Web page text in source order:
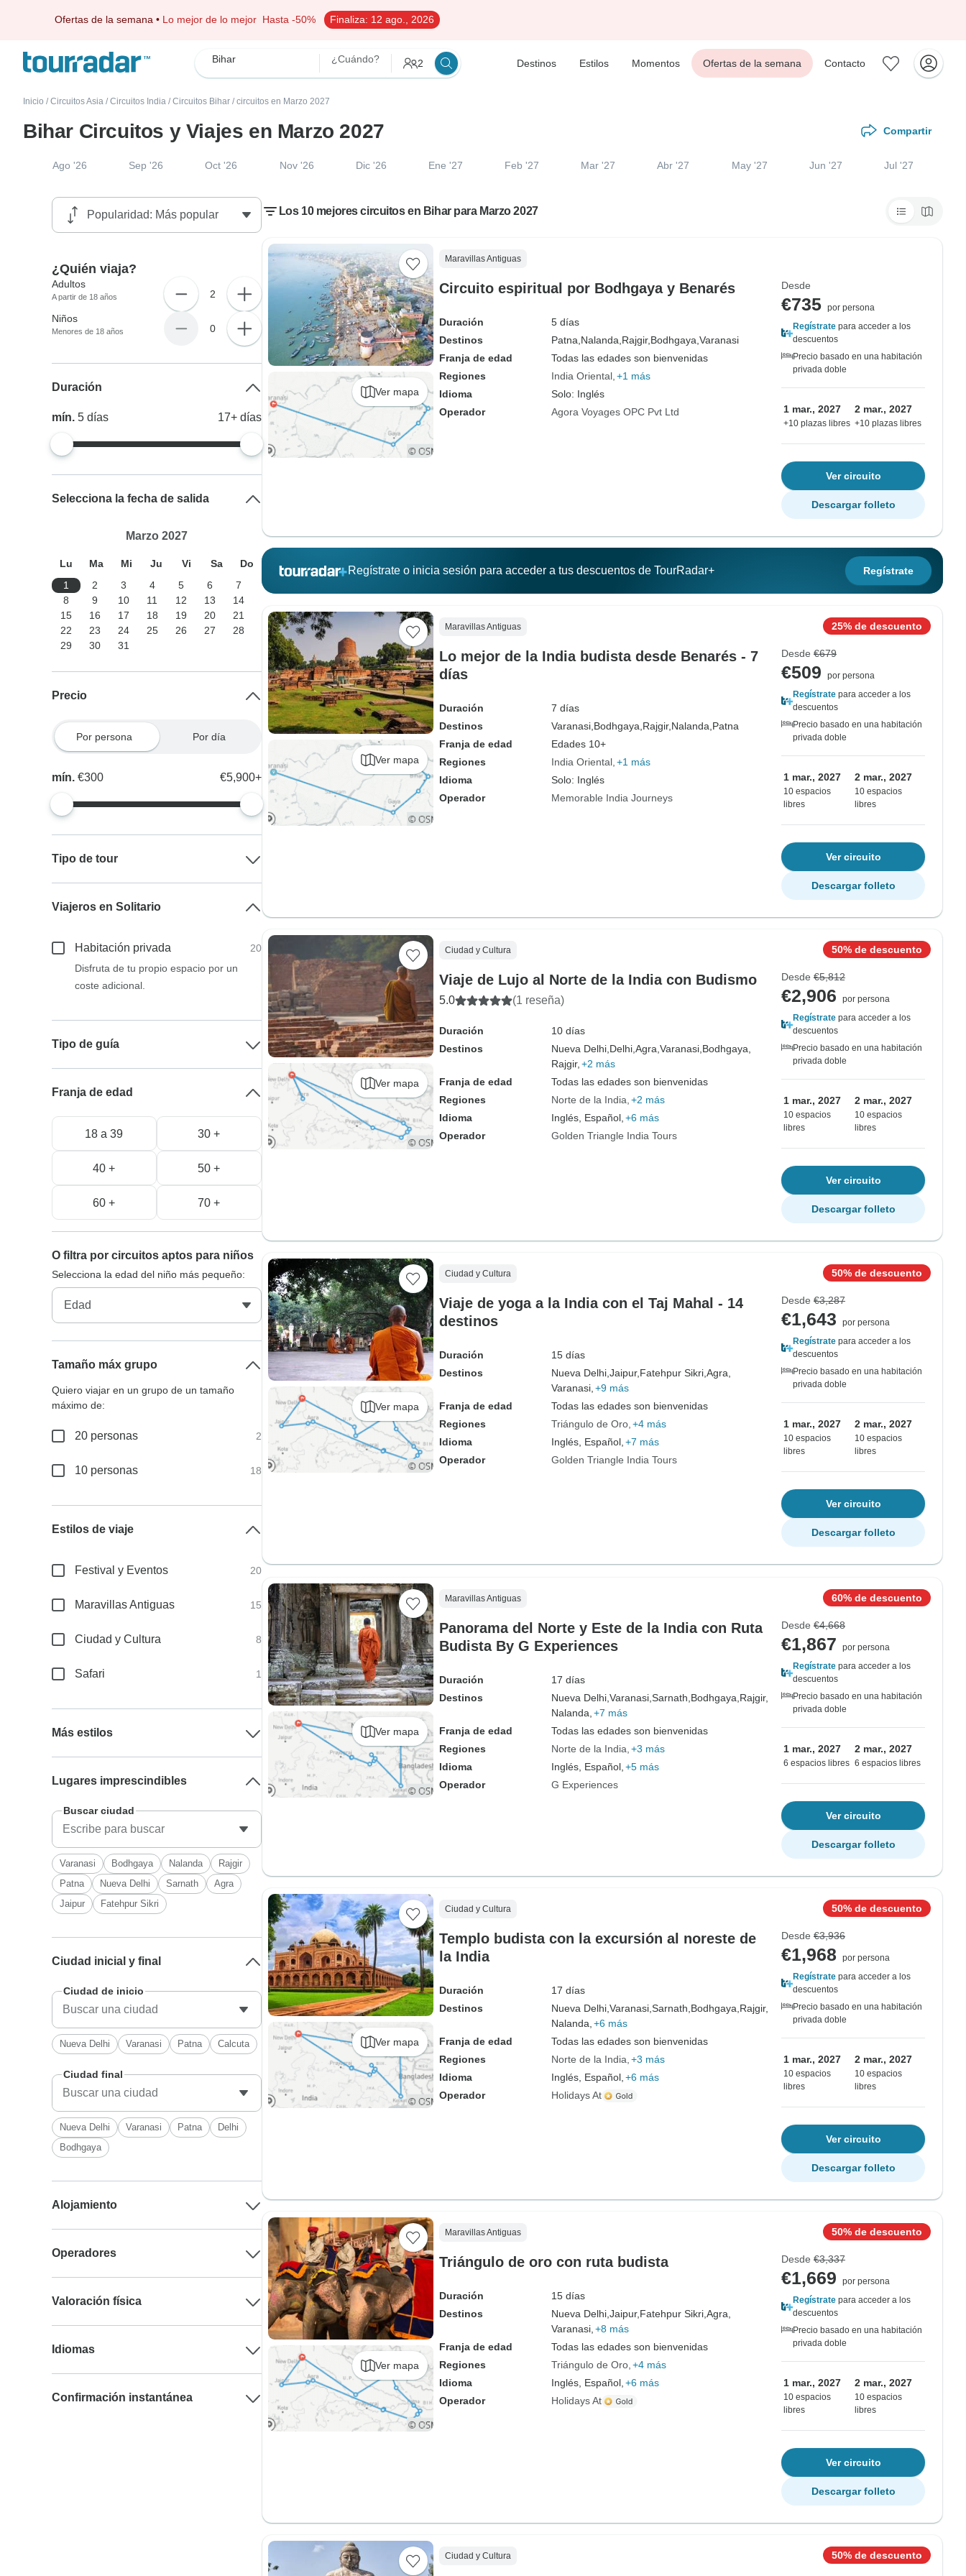
Ofertas de la semana • Lo mejor de lo mejor Hasta -50% Finaliza: 12 ago., 2026
Bihar ¿Cuándo? 2 Destinos Estilos Momentos Ofertas de la semana Contacto
Inicio / Circuitos Asia / Circuitos India / Circuitos Bihar / circuitos en Marzo 2027
Bihar Circuitos y Viajes en Marzo 2027 Compartir
Ago '26 Sep '26 Oct '26 Nov '26 Dic '26 Ene '27 Feb '27 Mar '27 Abr '27 May '27 Jun '27 Jul '27
Los 10 mejores circuitos en Bihar para Marzo 2027
Ver mapa
Maravillas Antiguas
Circuito espiritual por Bodhgaya y Benarés
Duración
5 días
Destinos
Patna, Nalanda, Rajgir, Bodhgaya, Varanasi
Franja de edad
Todas las edades son bienvenidas
Regiones
India Oriental +1 más
Idioma
Solo: Inglés
Operador
Agora Voyages OPC Pvt Ltd
Desde
€735 por persona
Regístrate para acceder a los
descuentos
Precio basado en una habitación
privada doble
1 mar., 2027
+10 plazas libres
2 mar., 2027
+10 plazas libres
Ver circuito
Descargar folleto
Regístrate o inicia sesión para acceder a tus descuentos de TourRadar+ Regístrate
Ver mapa
Maravillas Antiguas
Lo mejor de la India budista desde Benarés - 7
días
Duración
7 días
Destinos
Varanasi, Bodhgaya, Rajgir, Nalanda, Patna
Franja de edad
Edades 10+
Regiones
India Oriental +1 más
Idioma
Solo: Inglés
Operador
Memorable India Journeys
25% de descuento
Desde €679
€509
por persona
Regístrate para acceder a los
descuentos
Precio basado en una habitación
privada doble
1 mar., 2027
10 espacios
libres
2 mar., 2027
10 espacios
libres
Ver circuito
Descargar folleto
Ver mapa
Ciudad y Cultura
Viaje de Lujo al Norte de la India con Budismo
5.0 (1 reseña)
Duración
10 días
Destinos
Nueva Delhi, Delhi, Agra, Varanasi, Bodhgaya,
Rajgir, +2 más
Franja de edad
Todas las edades son bienvenidas
Regiones
Norte de la India +2 más
Idioma
Inglés, Español, +6 más
Operador
Golden Triangle India Tours
50% de descuento
Desde €5,812
€2,906
por persona
Regístrate para acceder a los
descuentos
Precio basado en una habitación
privada doble
1 mar., 2027
10 espacios
libres
2 mar., 2027
10 espacios
libres
Ver circuito
Descargar folleto
Ver mapa
Ciudad y Cultura
Viaje de yoga a la India con el Taj Mahal - 14
destinos
Duración
15 días
Destinos
Nueva Delhi, Jaipur, Fatehpur Sikri, Agra,
Varanasi, +9 más
Franja de edad
Todas las edades son bienvenidas
Regiones
Triángulo de Oro +4 más
Idioma
Inglés, Español, +7 más
Operador
Golden Triangle India Tours
50% de descuento
Desde €3,287
€1,643
por persona
Regístrate para acceder a los
descuentos
Precio basado en una habitación
privada doble
1 mar., 2027
10 espacios
libres
2 mar., 2027
10 espacios
libres
Ver circuito
Descargar folleto
Ver mapa
Maravillas Antiguas
Panorama del Norte y Este de la India con Ruta
Budista By G Experiences
Duración
17 días
Destinos
Nueva Delhi, Varanasi, Sarnath, Bodhgaya, Rajgir,
Nalanda, +7 más
Franja de edad
Todas las edades son bienvenidas
Regiones
Norte de la India +3 más
Idioma
Inglés, Español, +5 más
Operador
G Experiences
60% de descuento
Desde €4,668
€1,867
por persona
Regístrate para acceder a los
descuentos
Precio basado en una habitación
privada doble
1 mar., 2027
6 espacios libres
2 mar., 2027
6 espacios libres
Ver circuito
Descargar folleto
Ver mapa
Ciudad y Cultura
Templo budista con la excursión al noreste de
la India
Duración
17 días
Destinos
Nueva Delhi, Varanasi, Sarnath, Bodhgaya, Rajgir,
Nalanda, +6 más
Franja de edad
Todas las edades son bienvenidas
Regiones
Norte de la India +3 más
Idioma
Inglés, Español, +6 más
Operador
Holidays At
50% de descuento
Desde €3,936
€1,968
por persona
Regístrate para acceder a los
descuentos
Precio basado en una habitación
privada doble
1 mar., 2027
10 espacios
libres
2 mar., 2027
10 espacios
libres
Ver circuito
Descargar folleto
Ver mapa
Maravillas Antiguas
Triángulo de oro con ruta budista
Duración
15 días
Destinos
Nueva Delhi, Jaipur, Fatehpur Sikri, Agra,
Varanasi, +8 más
Franja de edad
Todas las edades son bienvenidas
Regiones
Triángulo de Oro +4 más
Idioma
Inglés, Español, +6 más
Operador
Holidays At
50% de descuento
Desde €3,337
€1,669
por persona
Regístrate para acceder a los
descuentos
Precio basado en una habitación
privada doble
1 mar., 2027
10 espacios
libres
2 mar., 2027
10 espacios
libres
Ver circuito
Descargar folleto
Ciudad y Cultura 50% de descuento
¿Quién viaja?
Adultos
A partir de 18 años 2
Niños
Menores de 18 años 0
Duración
mín.5días 17+ días
Selecciona la fecha de salida
Marzo 2027
Lu Ma Mi Ju Vi Sa
Do
1
2 3 4 5 6
7
8
9 10 11 12 13
14
15
16 17 18 19 20
21
22
23 24 25 26 27
28
29
30 31
Precio
Por persona Por día
mín.€300 €5,900+
Tipo de tour
Viajeros en Solitario
Habitación privada
20
Disfruta de tu propio espacio por un
coste adicional.
Tipo de guía
Franja de edad
18 a 39 30 +
40 + 50 +
60 + 70 +
O filtra por circuitos aptos para niños
Selecciona la edad del niño más pequeño:
Tamaño máx grupo
Quiero viajar en un grupo de un tamaño
máximo de:
20 personas 2
10 personas 18
Estilos de viaje
Festival y Eventos 20
Maravillas Antiguas 15
Ciudad y Cultura 8
Safari 1
Más estilos
Lugares imprescindibles
Buscar ciudad
Varanasi Bodhgaya Nalanda
Rajgir
Patna
Nueva Delhi Sarnath
Agra
Jaipur
Fatehpur Sikri
Ciudad inicial y final
Ciudad de inicio
Nueva Delhi Varanasi Patna Calcuta
Ciudad final
Nueva Delhi Varanasi Patna
Delhi
Bodhgaya
Alojamiento
Operadores
Valoración física
Idiomas
Confirmación instantánea